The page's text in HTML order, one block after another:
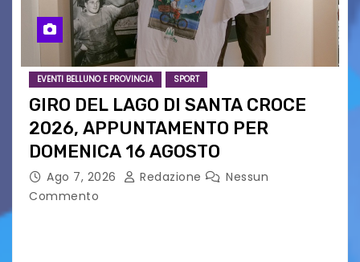
EVENTI BELLUNO E PROVINCIA SPORT
GIRO DEL LAGO DI SANTA CROCE
2026, APPUNTAMENTO PER
DOMENICA 16 AGOSTO
Ago 7, 2026 Redazione
Nessun
Commento